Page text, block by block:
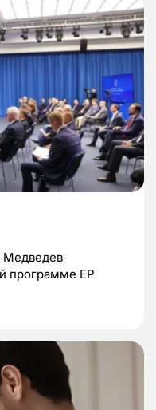
Медведев
программе ЕР